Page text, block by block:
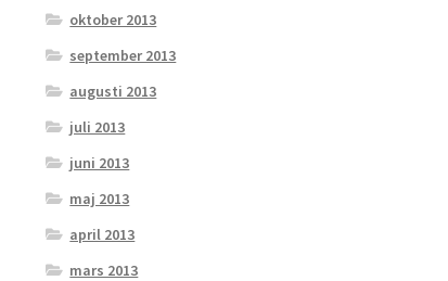
oktober 2013
september 2013
augusti 2013
juli 2013
juni 2013
maj 2013
april 2013
mars 2013